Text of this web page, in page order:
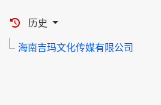
历史
海南吉玛文化传媒有限公司